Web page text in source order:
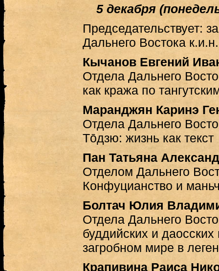
5 декабря
Председательствует:
Дальнего Востока
Кычанов Евгений
Отдела Дальнего
как кража по
Маранджян Каринэ
Отдела Дальнего
Тōдзю: жизнь как текст
Пан Татьяна
Отделом Дальнего
Конфуцианство и
Болтач Юлия
Отдела Дальнего
буддийских и
загробном мире в
Крапивина Раиса